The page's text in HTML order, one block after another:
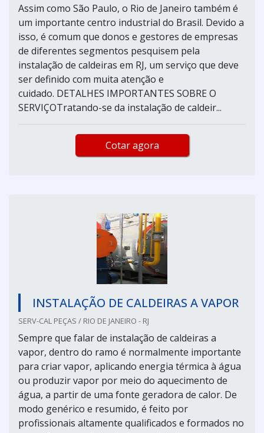
Assim como São Paulo, o Rio de Janeiro também é
um importante centro industrial do Brasil. Devido a
isso, é comum que donos e gestores de empresas
de diferentes segmentos pesquisem pela
instalação de caldeiras em RJ, um serviço que deve
ser definido com muita atenção e
cuidado. DETALHES IMPORTANTES SOBRE O
SERVIÇOTratando-se da instalação de caldeir...
Cotar agora
INSTALAÇÃO DE CALDEIRAS A VAPOR
SERV-CAL PEÇAS / RIO DE JANEIRO - RJ
Sempre que falar de instalação de caldeiras a
vapor, dentro do ramo é normalmente importante
para criar vapor, aplicando energia térmica à água
ou produzir vapor por meio do aquecimento de
água, a partir de uma fonte geradora de calor. De
modo genérico e resumido, é feito por
profissionais altamente qualificados e formados no